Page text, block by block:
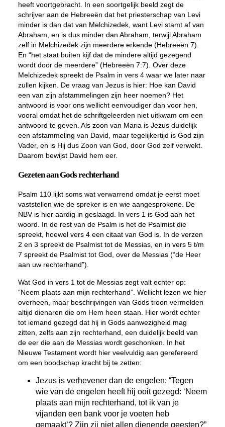
heeft voortgebracht. In een soortgelijk beeld zegt de
schrijver aan de Hebreeën dat het priesterschap van Levi
minder is dan dat van Melchizedek, want Levi stamt af van
Abraham, en is dus minder dan Abraham, terwijl Abraham
zelf in Melchizedek zijn meerdere erkende (Hebreeën 7).
En “het staat buiten kijf dat de mindere altijd gezegend
wordt door de meerdere” (Hebreeën 7:7). Over deze
Melchizedek spreekt de Psalm in vers 4 waar we later naar
zullen kijken. De vraag van Jezus is hier: Hoe kan David
een van zijn afstammelingen zijn heer noemen? Het
antwoord is voor ons wellicht eenvoudiger dan voor hen,
vooral omdat het de schriftgeleerden niet uitkwam om een
antwoord te geven. Als zoon van Maria is Jezus duidelijk
een afstammeling van David, maar tegelijkertijd is God zijn
Vader, en is Hij dus Zoon van God, door God zelf verwekt.
Daarom bewijst David hem eer.
Gezeten aan Gods rechterhand
Psalm 110 lijkt soms wat verwarrend omdat je eerst moet
vaststellen wie de spreker is en wie aangesprokene. De
NBV is hier aardig in geslaagd. In vers 1 is God aan het
woord. In de rest van de Psalm is het de Psalmist die
spreekt, hoewel vers 4 een citaat van God is. In de verzen
2 en 3 spreekt de Psalmist tot de Messias, en in vers 5 t/m
7 spreekt de Psalmist tot God, over de Messias (“de Heer
aan uw rechterhand”).
Wat God in vers 1 tot de Messias zegt valt echter op:
“Neem plaats aan mijn rechterhand”. Wellicht lezen we hier
overheen, maar beschrijvingen van Gods troon vermelden
altijd dienaren die om Hem heen staan . Hier wordt echter
tot iemand gezegd dat hij in Gods aanwezigheid mag
zitten , zelfs aan zijn rechterhand, een duidelijk beeld van
de eer die aan de Messias wordt geschonken. In het
Nieuwe Testament wordt hier veelvuldig aan gerefereerd
om een boodschap kracht bij te zetten:
Jezus is verhevener dan de engelen: “Tegen
wie van de engelen heeft hij ooit gezegd: ‘Neem
plaats aan mijn rechterhand, tot ik van je
vijanden een bank voor je voeten heb
gemaakt’? Zijn zij niet allen dienende geesten?”